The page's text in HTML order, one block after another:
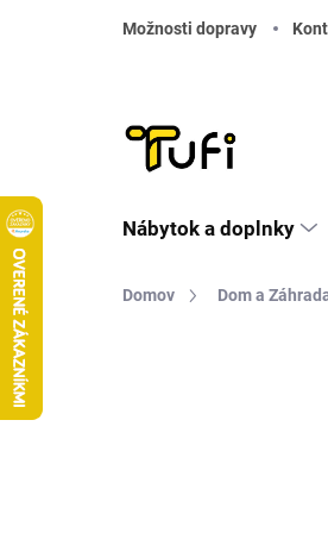
Možnosti dopravy
Nábytok a doplnky
Domov Dom a